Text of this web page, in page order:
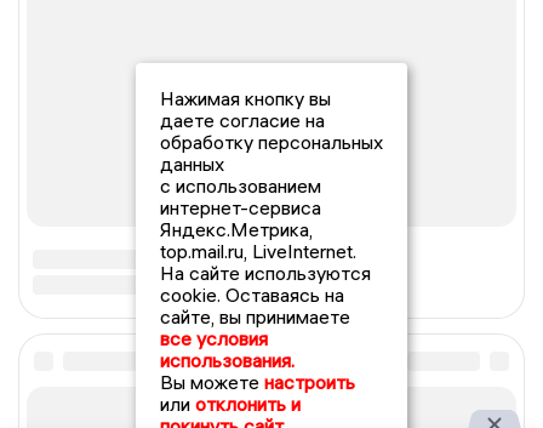
Нажимая кнопку вы
даете согласие на
обработку персональных
данных
с использованием
интернет-сервиса
Яндекс.Метрика,
top.mail.ru, LiveInternet.
На сайте используются
cookie. Оставаясь на
сайте, вы принимаете
все условия
использования.
Вы можете настроить
или отклонить и